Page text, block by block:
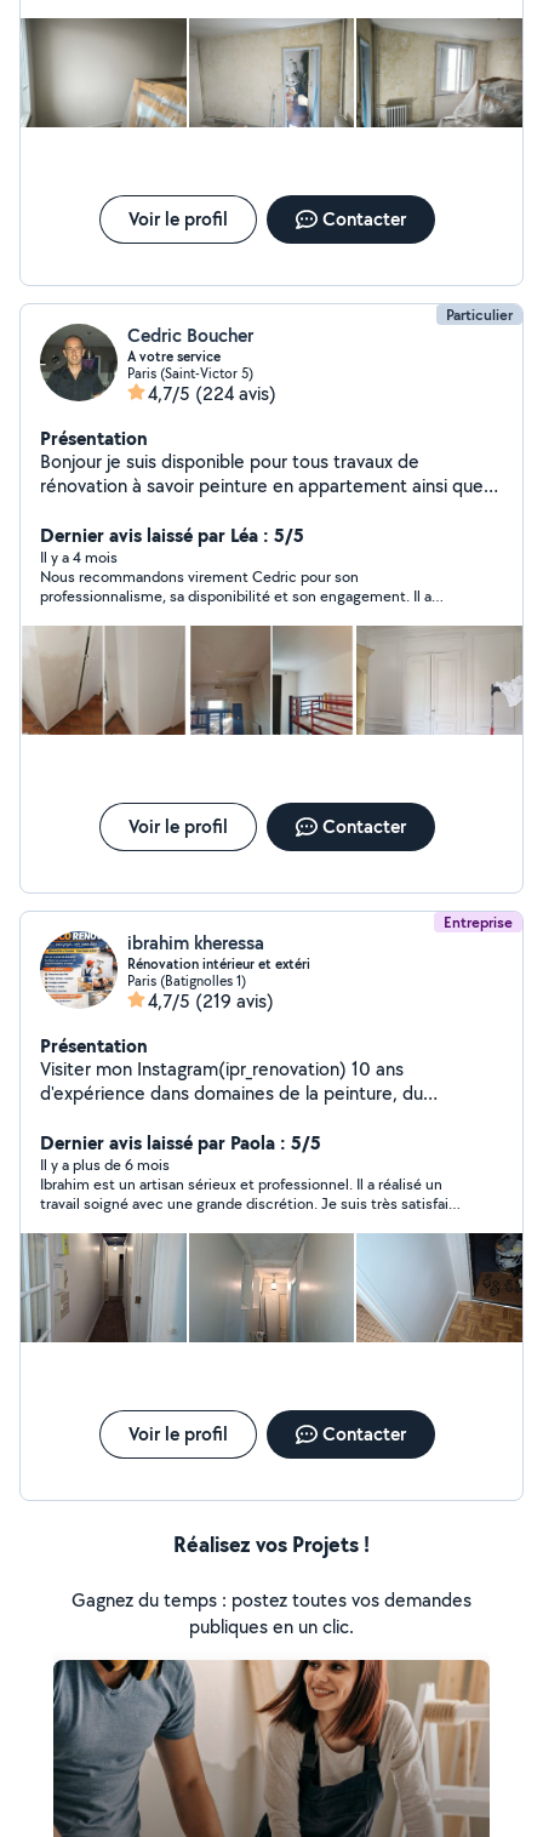
rails de rideaux au plafond.il sait rendu disponible rapidement
est ponctuel. Merci encore pour ce beau travail.
Voir le profil Contacter
Particulier
Cedric Boucher
A votre service
Paris (Saint-Victor 5)
4,7/5 (224 avis)
Présentation
Bonjour je suis disponible pour tous travaux de
rénovation à savoir peinture en appartement ainsi que
bricoles également. Remise en état de salle de bain ou
cuisine. j'attend vos propositions avec grand plaisir
bonne journée à vous ;) n'hésitez pas a me contacter
téléphoniquement car il se peut que votre demande
soit hors de ma zone
Dernier avis laissé par Léa : 5/5
Il y a 4 mois
Nous recommandons virement Cedric pour son
professionnalisme, sa disponibilité et son engagement. Il a
notre chambre qui présentait du moisi.
Voir le profil Contacter
Entreprise
ibrahim kheressa
Rénovation intérieur et extéri
Paris (Batignolles 1)
4,7/5 (219 avis)
Présentation
Visiter mon Instagram(ipr_renovation) 10 ans
d'expérience dans domaines de la peinture, du
services professionnels de haute qualité, adaptés aussi
bien aux particuliers qu'aux entreprises. Mon expertise
me permet de réaliser des travaux de rénovation, de
décoration intérieure et extérieure, tout en garantissant
des finitions impeccables et durables. Mon savoir-faire
couvre une large gamme de prestations, notamment:
Peinture intérieure: application de peinture sur murs,
plafonds, avec un souci constant du détail et des
finitions lisses. Revêtement mural et sol: pose de
de plâtrerie: préparation des surfaces, pose de plâtre,
réalisation de cloisons et faux-plafonds, réfection de
murs endommagés
Dernier avis laissé par Paola : 5/5
Il y a plus de 6 mois
Ibrahim est un artisan sérieux et professionnel. Il a réalisé un
travail soigné avec une grande discrétion. Je suis très satisfaite
Voir le profil Contacter
Réalisez vos Projets !
Gagnez du temps : postez toutes vos demandes
publiques en un clic.